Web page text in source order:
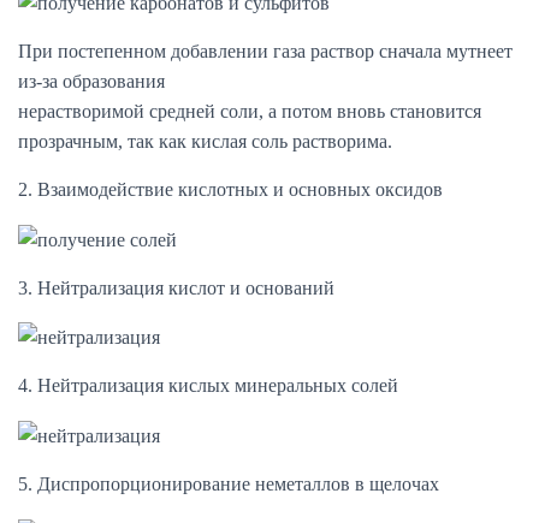
При постепенном добавлении газа раствор сначала мутнеет
из-за образования
нерастворимой средней соли, а потом вновь становится
прозрачным, так как кислая соль растворима.
2. Взаимодействие кислотных и основных оксидов
3. Нейтрализация кислот и оснований
4. Нейтрализация кислых минеральных солей
5. Диспропорционирование неметаллов в щелочах